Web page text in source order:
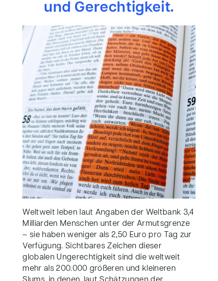
und Gerechtigkeit.
Weltweit leben laut Angaben der Weltbank 3,4
Milliarden Menschen unter der Armutsgrenze
– sie haben weniger als 2,50 Euro pro Tag zur
Verfügung. Sichtbares Zeichen dieser
globalen Ungerechtigkeit sind die weltweit
mehr als 200.000 größeren und kleineren